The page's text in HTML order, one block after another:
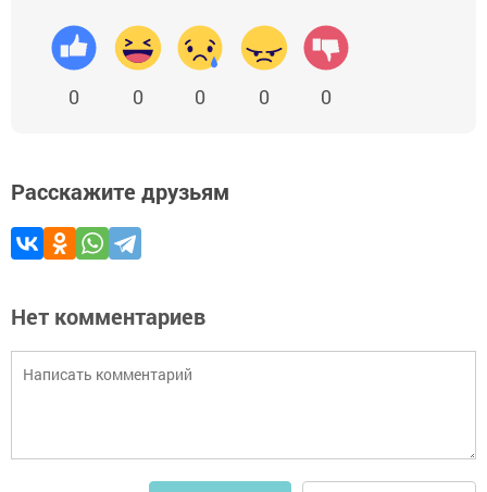
0 0 0 0 0
Расскажите друзьям
Нет комментариев